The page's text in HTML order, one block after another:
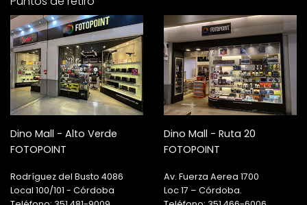
Dino Mall - Alto Verde
FOTOPOINT
Rodríguez del Busto 4086
Local 100/101 - Córdoba
Dino Mall - Ruta 20
FOTOPOINT
Av. Fuerza Aerea 1700
Loc 17 – Córdoba.